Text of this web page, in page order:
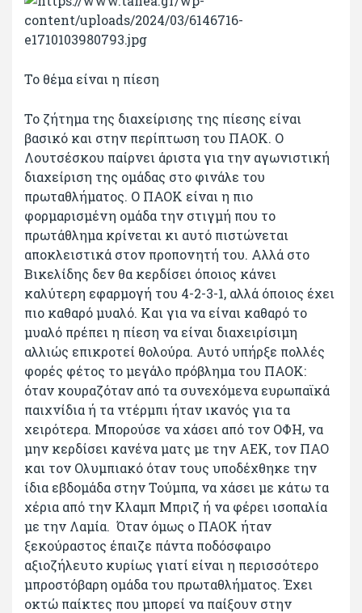
To θέμα είναι η πίεση
Το ζήτημα της διαχείρισης της πίεσης είναι
βασικό και στην περίπτωση του ΠΑΟΚ. Ο
Λουτσέσκου παίρνει άριστα για την αγωνιστική
διαχείριση της ομάδας στο φινάλε του
πρωταθλήματος. Ο ΠΑΟΚ είναι η πιο
φορμαρισμένη ομάδα την στιγμή που το
πρωτάθλημα κρίνεται κι αυτό πιστώνεται
αποκλειστικά στον προπονητή του. Αλλά στο
Βικελίδης δεν θα κερδίσει όποιος κάνει
καλύτερη εφαρμογή του 4-2-3-1, αλλά όποιος έχει
πιο καθαρό μυαλό. Και για να είναι καθαρό το
μυαλό πρέπει η πίεση να είναι διαχειρίσιμη
αλλιώς επικροτεί θολούρα. Αυτό υπήρξε πολλές
φορές φέτος το μεγάλο πρόβλημα του ΠΑΟΚ:
όταν κουραζόταν από τα συνεχόμενα ευρωπαϊκά
παιχνίδια ή τα ντέρμπι ήταν ικανός για τα
χειρότερα. Μπορούσε να χάσει από τον ΟΦΗ, να
μην κερδίσει κανένα ματς με την ΑΕΚ, τον ΠΑΟ
και τον Ολυμπιακό όταν τους υποδέχθηκε την
ίδια εβδομάδα στην Τούμπα, να χάσει με κάτω τα
χέρια από την Κλαμπ Μπριζ ή να φέρει ισοπαλία
με την Λαμία. Όταν όμως ο ΠΑΟΚ ήταν
ξεκούραστος έπαιζε πάντα ποδόσφαιρο
αξιοζήλευτο κυρίως γιατί είναι η περισσότερο
μπροστόβαρη ομάδα του πρωταθλήματος. Έχει
οκτώ παίκτες που μπορεί να παίξουν στην